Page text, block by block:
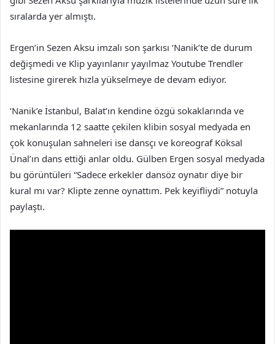
sıralarda yer almıştı.
Ergen’in Sezen Aksu imzalı son şarkısı ‘Nanik’te de durum
değişmedi ve Klip yayınlanır yayılmaz Youtube Trendler
listesine girerek hızla yükselmeye de devam ediyor.
‘Nanik’e İstanbul, Balat’ın kendine özgü sokaklarında ve
mekanlarında 12 saatte çekilen klibin sosyal medyada en
çok konuşulan sahneleri ise dansçı ve koreograf Köksal
Ünal’ın dans ettiği anlar oldu. Gülben Ergen sosyal medyada
bu görüntüleri “Sadece erkekler dansöz oynatır diye bir
kural mı var? Klipte zenne oynattım. Pek keyifliydi” notuyla
paylaştı.